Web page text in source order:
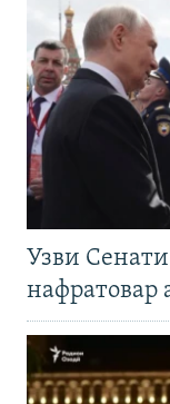
Узви
нафратовар